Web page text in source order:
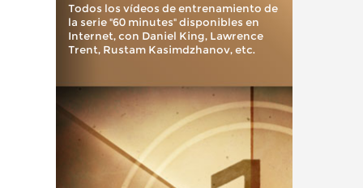
Todos los vídeos de entrenamiento de
la serie "60 minutes" disponibles en
Internet, con Daniel King, Lawrence
Trent, Rustam Kasimdzhanov, etc.